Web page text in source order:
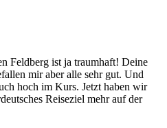
Feldberg ist ja traumhaft! Deine
mir aber alle sehr gut. Und
hoch im Kurs. Jetzt haben wir
Reiseziel mehr auf der